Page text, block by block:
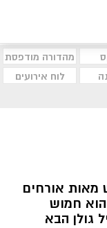
מהדורה מודפסת
לוח אירועים
וכבר מרגש מאות אורחים
הוא חמוש
גולן הבא